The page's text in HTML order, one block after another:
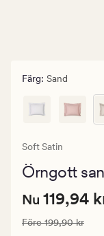
Färg: Sand
Soft Satin
Örngott
Nuvarande
119,94
Nuvarande
Nu 119,94
Ordinarie pris
Före199,90 kr